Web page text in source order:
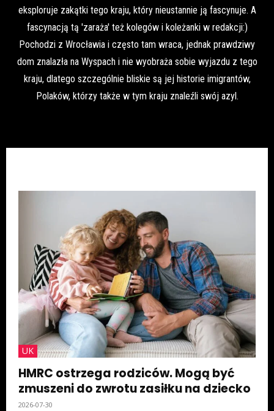
eksploruje zakątki tego kraju, który nieustannie ją fascynuje. A
fascynacją tą 'zaraża' też kolegów i koleżanki w redakcji:)
Pochodzi z Wrocławia i często tam wraca, jednak prawdziwy
dom znalazła na Wyspach i nie wyobraża sobie wyjazdu z tego
kraju, dlatego szczególnie bliskie są jej historie imigrantów,
Polaków, którzy także w tym kraju znaleźli swój azyl.
UK
HMRC ostrzega rodziców. Mogą być
zmuszeni do zwrotu zasiłku na dziecko
2026-07-30